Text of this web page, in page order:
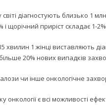
діагностують близько 1
і щорічний приріст складає 1-
хвилин 1 жінці виставляють
20% нових випадків
чи інше онкологічне
онкології є всі можливості